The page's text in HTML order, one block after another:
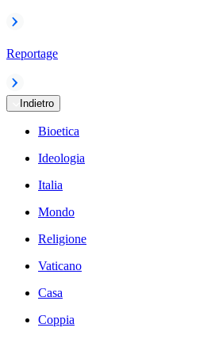
Reportage
Indietro
Bioetica
Ideologia
Italia
Mondo
Religione
Vaticano
Casa
Coppia